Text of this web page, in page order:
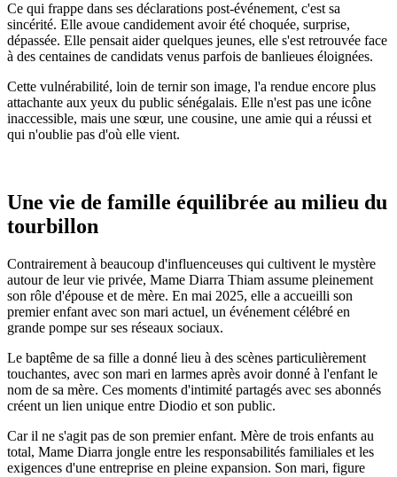
Ce qui frappe dans ses déclarations post-événement, c'est sa
sincérité. Elle avoue candidement avoir été choquée, surprise,
dépassée. Elle pensait aider quelques jeunes, elle s'est retrouvée face
à des centaines de candidats venus parfois de banlieues éloignées.
Cette vulnérabilité, loin de ternir son image, l'a rendue encore plus
attachante aux yeux du public sénégalais. Elle n'est pas une icône
inaccessible, mais une sœur, une cousine, une amie qui a réussi et
qui n'oublie pas d'où elle vient.
Une vie de famille équilibrée au milieu du
tourbillon
Contrairement à beaucoup d'influenceuses qui cultivent le mystère
autour de leur vie privée, Mame Diarra Thiam assume pleinement
son rôle d'épouse et de mère. En mai 2025, elle a accueilli son
premier enfant avec son mari actuel, un événement célébré en
grande pompe sur ses réseaux sociaux.
Le baptême de sa fille a donné lieu à des scènes particulièrement
touchantes, avec son mari en larmes après avoir donné à l'enfant le
nom de sa mère. Ces moments d'intimité partagés avec ses abonnés
créent un lien unique entre Diodio et son public.
Car il ne s'agit pas de son premier enfant. Mère de trois enfants au
total, Mame Diarra jongle entre les responsabilités familiales et les
exigences d'une entreprise en pleine expansion. Son mari, figure